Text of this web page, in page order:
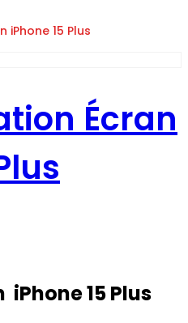
iPhone 15 Plus
Écran
15 Plus